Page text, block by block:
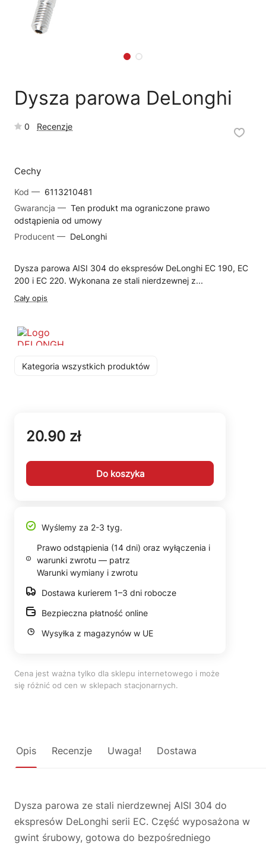
Dysza parowa DeLonghi
0 Recenzje
Cechy
Kod — 6113210481
Gwarancja — Ten produkt ma ograniczone prawo
odstąpienia od umowy
Producent — DeLonghi
Dysza parowa AISI 304 do ekspresów DeLonghi EC 190, EC
200 i EC 220. Wykonana ze stali nierdzewnej z...
Cały opis
Kategoria wszystkich produktów
20.90 zł
Do koszyka
Wyślemy za 2-3 tyg.
Prawo odstąpienia (14 dni) oraz wyłączenia i
warunki zwrotu — patrz
Warunki wymiany i zwrotu
Dostawa kurierem 1–3 dni robocze
Bezpieczna płatność online
Wysyłka z magazynów w UE
Cena jest ważna tylko dla sklepu internetowego i może
się różnić od cen w sklepach stacjonarnych.
Opis Recenzje Uwaga! Dostawa
Dysza parowa ze stali nierdzewnej AISI 304 do
ekspresów DeLonghi serii EC. Część wyposażona w
gwint śrubowy, gotowa do bezpośredniego
🗹Reklamacja naprawy